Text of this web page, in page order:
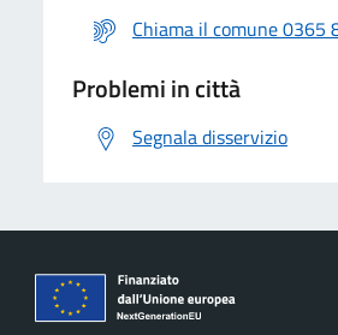
Chiama il comune 0365
Problemi in città
Segnala disservizio